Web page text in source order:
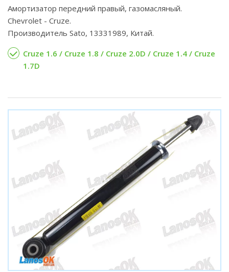
Амортизатор передний правый, газомасляный.
Chevrolet - Cruze.
Производитель Sato, 13331989, Китай.
Cruze 1.6 / Cruze 1.8 / Cruze 2.0D / Cruze 1.4 / Cruze
1.7D